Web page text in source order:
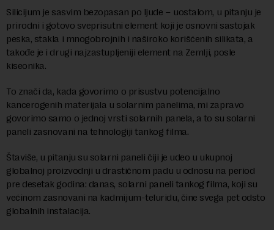
Silicijum je sasvim bezopasan po ljude – uostalom, u pitanju je
prirodni i gotovo sveprisutni element koji je osnovni sastojak
peska, stakla i mnogobrojnih i naširoko korišćenih silikata, a
takođe je i drugi najzastupljeniji element na Zemlji, posle
kiseonika.
To znači da, kada govorimo o prisustvu potencijalno
kancerogenih materijala u solarnim panelima, mi zapravo
govorimo samo o jednoj vrsti solarnih panela, a to su solarni
paneli zasnovani na tehnologiji tankog filma.
Štaviše, u pitanju su solarni paneli čiji je udeo u ukupnoj
globalnoj proizvodnji u drastičnom padu u odnosu na period
pre desetak godina: danas, solarni paneli tankog filma, koji su
većinom zasnovani na kadmijum-teluridu, čine svega pet odsto
globalnih instalacija.